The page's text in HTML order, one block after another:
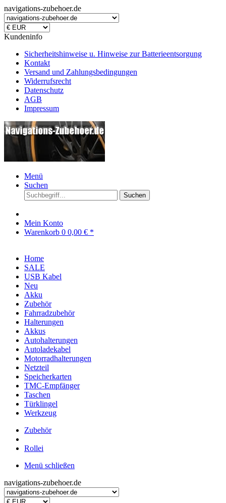
navigations-zubehoer.de
Kundeninfo
Sicherheitshinweise u. Hinweise zur Batterieentsorgung
Kontakt
Versand und Zahlungsbedingungen
Widerrufsrecht
Datenschutz
AGB
Impressum
Menü
Suchen
Suchen
Mein Konto
Warenkorb 0 0,00 € *
Home
SALE
USB Kabel
Neu
Akku
Zubehör
Fahrradzubehör
Halterungen
Akkus
Autohalterungen
Autoladekabel
Motorradhalterungen
Netzteil
Speicherkarten
TMC-Empfänger
Taschen
Türklingel
Werkzeug
Zubehör
Rollei
Menü schließen
navigations-zubehoer.de